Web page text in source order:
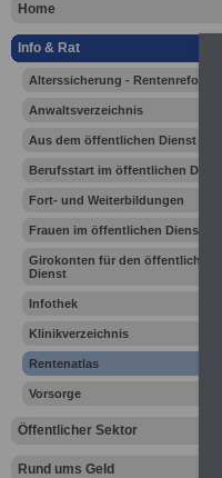
Home
Info & Rat
Alterssicherung - Rentenreform
Anwaltsverzeichnis
Aus dem öffentlichen Dienst
Berufsstart im öffentlichen Dienst
Fort- und Weiterbildungen
Frauen im öffentlichen Dienst
Girokonten für den öffentlichen
Dienst
Infothek
Klinikverzeichnis
Rentenatlas
Vorsorge
Öffentlicher Sektor
Rund ums Geld